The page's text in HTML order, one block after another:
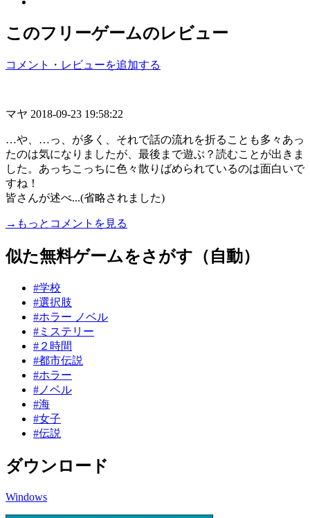
このフリーゲームのレビュー
コメント・レビューを追加する
マヤ 2018-09-23 19:58:22
…や、…っ、が多く、それで話の流れを折ることも多々あっ
たのは気になりましたが、最後まで遊ぶ？読むことが出きま
した。あっちこっちに色々散りばめられているのは面白いで
すね！
皆さんが述べ...(省略されました)
→もっとコメントを見る
似た無料ゲームをさがす（自動）
#学校
#選択肢
#ホラー ノベル
#ミステリー
#２時間
#都市伝説
#ホラー
#ノベル
#海
#女子
#伝説
ダウンロード
Windows